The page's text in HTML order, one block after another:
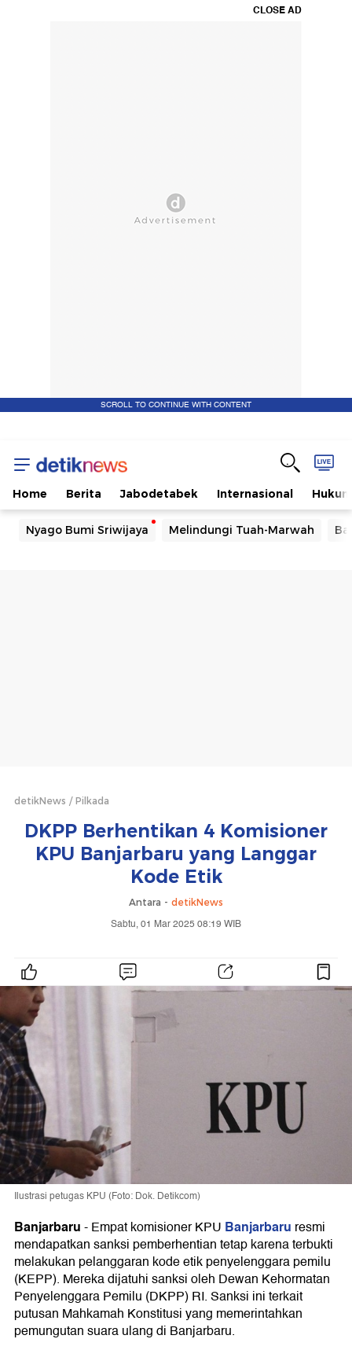
CLOSE AD
SCROLL TO CONTINUE WITH CONTENT
Home Berita Jabodetabek Internasional Hukum
Nyago Bumi Sriwijaya Melindungi Tuah-Marwah
detikNews Pilkada
DKPP Berhentikan 4 Komisioner
KPU Banjarbaru yang Langgar
Kode Etik
Antara - detikNews
Sabtu, 01 Mar 2025 08:19 WIB
Ilustrasi petugas KPU (Foto: Dok. Detikcom)
Banjarbaru-Empat komisioner KPU Banjarbaru resmi
mendapatkan sanksi pemberhentian tetap karena terbukti
melakukan pelanggaran kode etik penyelenggara pemilu
(KEPP). Mereka dijatuhi sanksi oleh Dewan Kehormatan
Penyelenggara Pemilu (DKPP) RI. Sanksi ini terkait
putusan Mahkamah Konstitusi yang memerintahkan
pemungutan suara ulang di Banjarbaru.